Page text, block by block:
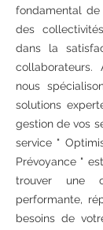
fondamental
des
dans la
collaborateurs.
nous
solutions
gestion de vos
service "
Prévoyance "
trouver une
performante,
besoins de